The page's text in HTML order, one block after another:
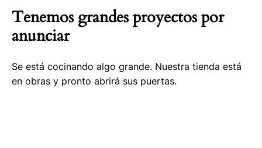
Tenemos grandes proyectos por
anunciar
Se está cocinando algo grande. Nuestra tienda está
en obras y pronto abrirá sus puertas.